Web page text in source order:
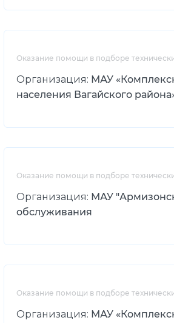
Оказание помощи в подборе
Организация: МАУ
населения Вагайского
Оказание помощи в подборе
Организация: МАУ
обслуживания
Оказание помощи в подборе
Организация: МАУ